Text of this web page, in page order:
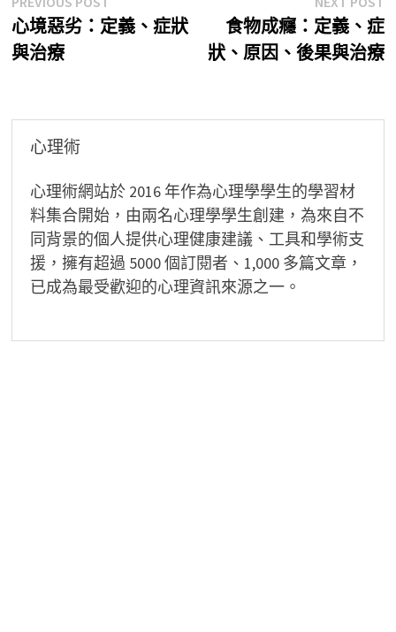
章
導
post:
心境惡劣：定義、症狀
與治療
食物成癮：定義、症
狀、原因、後果與治療
心理術
心理術網站於 2016 年作為心理學學生的學習材
料集合開始，由兩名心理學學生創建，為來自不
同背景的個人提供心理健康建議、工具和學術支
援，擁有超過 5000 個訂閱者、1,000 多篇文章，
已成為最受歡迎的心理資訊來源之一。